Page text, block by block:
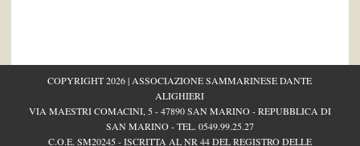
COPYRIGHT 2026 | ASSOCIAZIONE SAMMARINESE DANTE
ALIGHIERI
VIA MAESTRI COMACINI, 5 - 47890 SAN MARINO - REPUBBLICA DI
SAN MARINO - TEL. 0549.99.25.27
C.O.E. SM20245 - ISCRITTA AL NR 44 DEL REGISTRO DELLE